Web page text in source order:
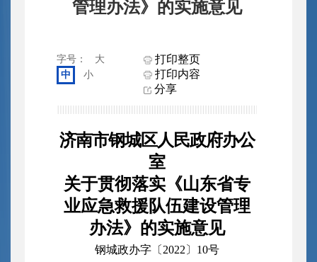
管理办法》的实施意见
字号：
大
中
小
打印整页
打印内容
分享
济南市钢城区人民政府办公
室
关于贯彻落实《山东省专
业应急救援队伍建设管理
办法》的实施意见
钢城政办字〔2022〕10号